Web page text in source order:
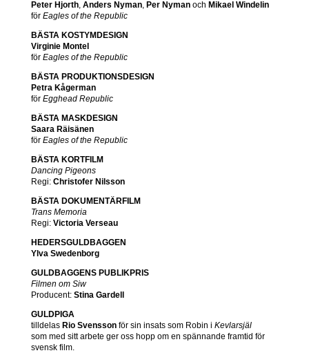
Peter Hjorth, Anders Nyman, Per Nyman och Mikael Windelin
för Eagles of the Republic
BÄSTA KOSTYMDESIGN
Virginie Montel
för Eagles of the Republic
BÄSTA PRODUKTIONSDESIGN
Petra Kågerman
för Egghead Republic
BÄSTA MASKDESIGN
Saara Räisänen
förEagles of the Republic
BÄSTA KORTFILM
Dancing Pigeons
Regi: Christofer Nilsson
BÄSTA DOKUMENTÄRFILM
Trans Memoria
Regi: Victoria Verseau
HEDERSGULDBAGGEN
Ylva Swedenborg
GULDBAGGENS PUBLIKPRIS
Filmen om Siw
Producent: Stina Gardell
GULDPIGA
tilldelas Rio Svenssonför sin insats som Robin i Kevlarsjäl
som med sitt arbete ger oss hopp om en spännande framtid för
svensk film.